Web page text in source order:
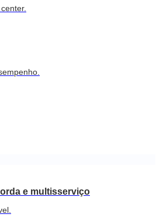
e multisserviço